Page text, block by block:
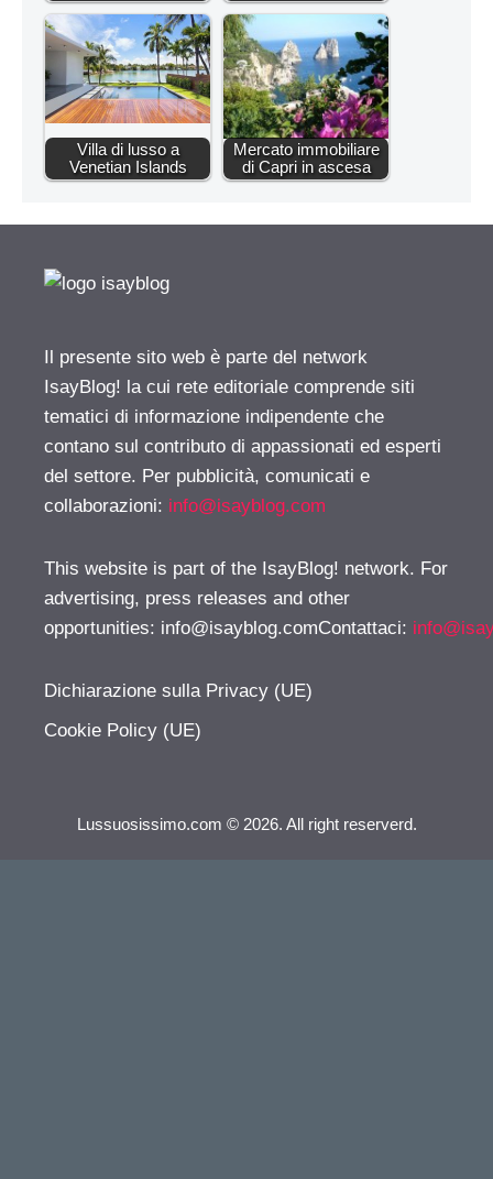
Villa di lusso a
Venetian Islands
Mercato immobiliare
di Capri in ascesa
Il presente sito web è parte del network
IsayBlog! la cui rete editoriale comprende siti
tematici di informazione indipendente che
contano sul contributo di appassionati ed esperti
del settore. Per pubblicità, comunicati e
collaborazioni: info@isayblog.com
This website is part of the IsayBlog! network. For
advertising, press releases and other
opportunities: info@isayblog.comContattaci:
Dichiarazione sulla Privacy (UE)
Cookie Policy (UE)
Lussuosissimo.com © 2026. All right reserverd.